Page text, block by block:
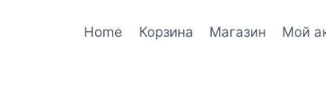
Home Корзина Магазин Мой